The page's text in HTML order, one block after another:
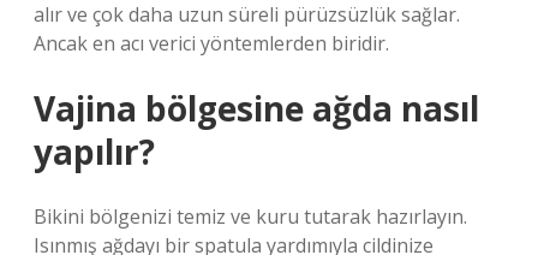
alır ve çok daha uzun süreli pürüzsüzlük sağlar.
Ancak en acı verici yöntemlerden biridir.
Vajina bölgesine ağda nasıl
yapılır?
Bikini bölgenizi temiz ve kuru tutarak hazırlayın.
Isınmış ağdayı bir spatula yardımıyla cildinize